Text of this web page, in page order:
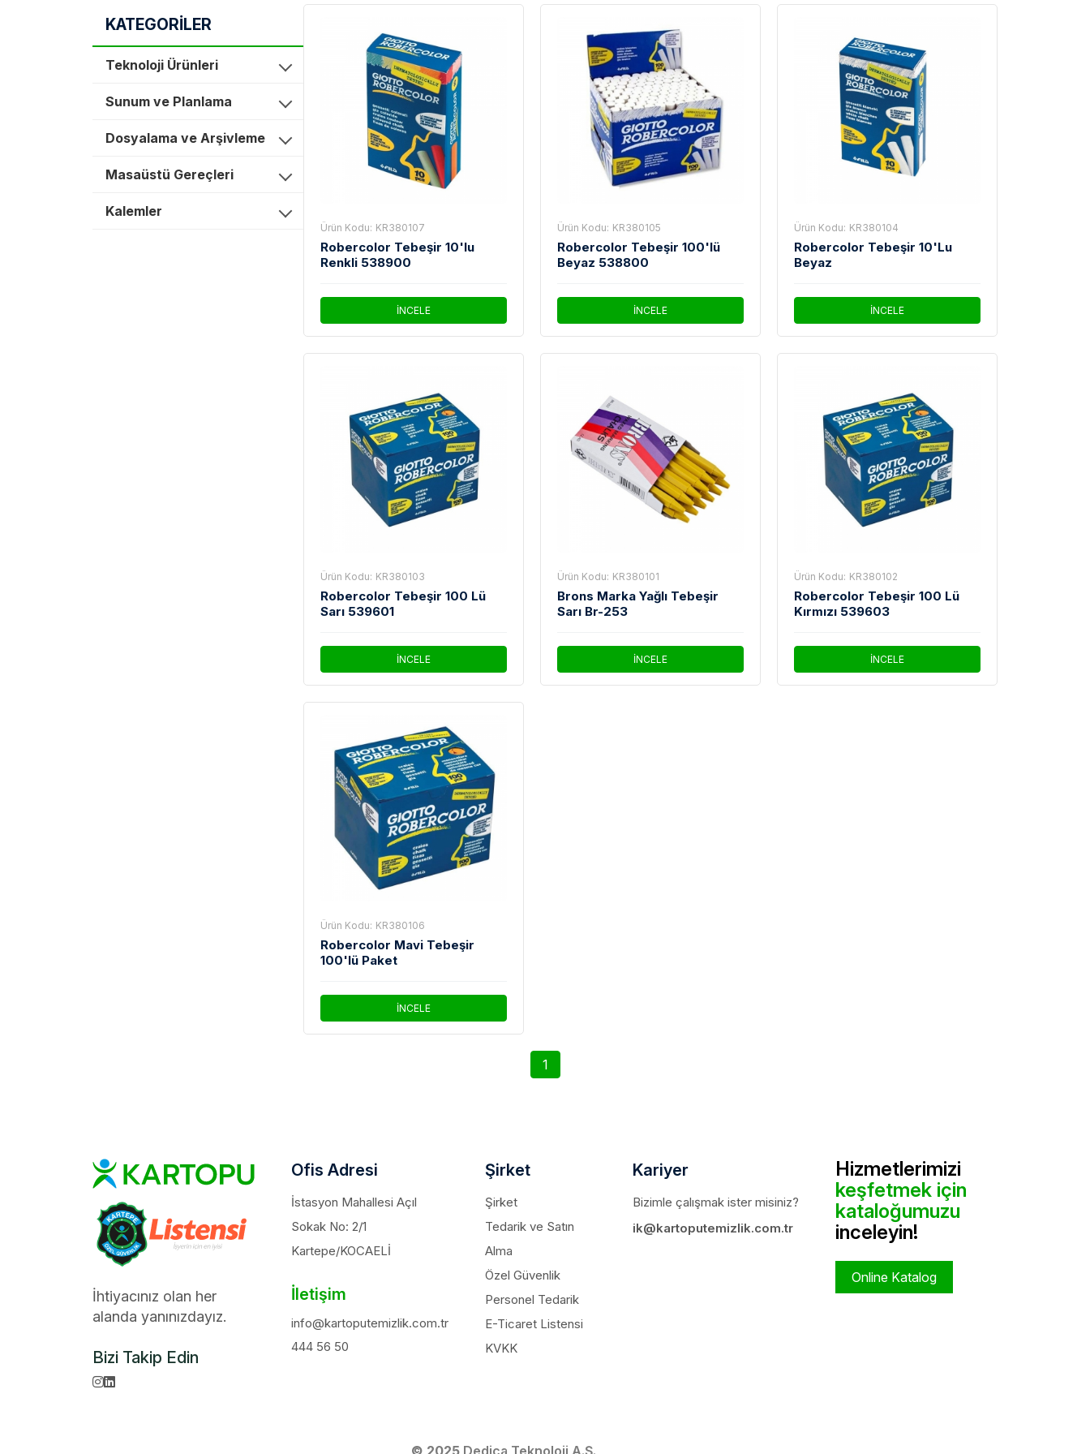
KATEGORİLER
Teknoloji Ürünleri
Sunum ve Planlama
Dosyalama ve Arşivleme
Masaüstü Gereçleri
Kalemler
Ürün Kodu: KR380107
Robercolor Tebeşir 10'lu
Renkli 538900
İNCELE
Ürün Kodu: KR380105
Robercolor Tebeşir 100'lü
Beyaz 538800
İNCELE
Ürün Kodu: KR380104
Robercolor Tebeşir 10'Lu
Beyaz
İNCELE
Ürün Kodu: KR380103
Robercolor Tebeşir 100 Lü
Sarı 539601
İNCELE
Ürün Kodu: KR380101
Brons Marka Yağlı Tebeşir
Sarı Br-253
İNCELE
Ürün Kodu: KR380102
Robercolor Tebeşir 100 Lü
Kırmızı 539603
İNCELE
Ürün Kodu: KR380106
Robercolor Mavi Tebeşir
100'lü Paket
İNCELE
1
İhtiyacınız olan her
alanda yanınızdayız.
Bizi Takip Edin
Ofis Adresi
İstasyon Mahallesi Açıl
Sokak No: 2/1
Kartepe/KOCAELİ
İletişim
info@kartoputemizlik.com.tr
444 56 50
Şirket
Şirket
Tedarik ve Satın
Alma
Özel Güvenlik
Personel Tedarik
E-Ticaret Listensi
KVKK
Kariyer
Bizimle çalışmak ister misiniz?
ik@kartoputemizlik.com.tr
Hizmetlerimizi
keşfetmek için
kataloğumuzu
inceleyin!
Online Katalog